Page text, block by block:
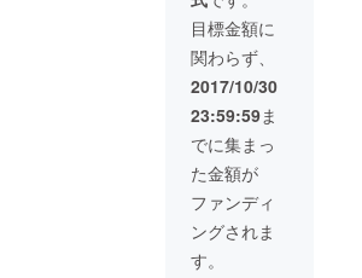
随時
目標金額に
関わらず、
2017/10/30
23:59:59ま
でに集まっ
た金額が
ファンディ
ングされま
す。